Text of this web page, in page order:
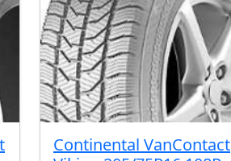
Continental VanContact